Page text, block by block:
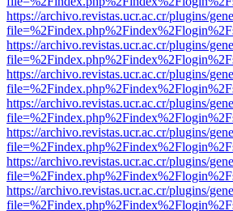
https://archivo.revistas.ucr.ac.cr/plugins/
https://archivo.revistas.ucr.ac.cr/plugins/
https://archivo.revistas.ucr.ac.cr/plugins/
https://archivo.revistas.ucr.ac.cr/plugins/
https://archivo.revistas.ucr.ac.cr/plugins/
https://archivo.revistas.ucr.ac.cr/plugins/
https://archivo.revistas.ucr.ac.cr/plugins/